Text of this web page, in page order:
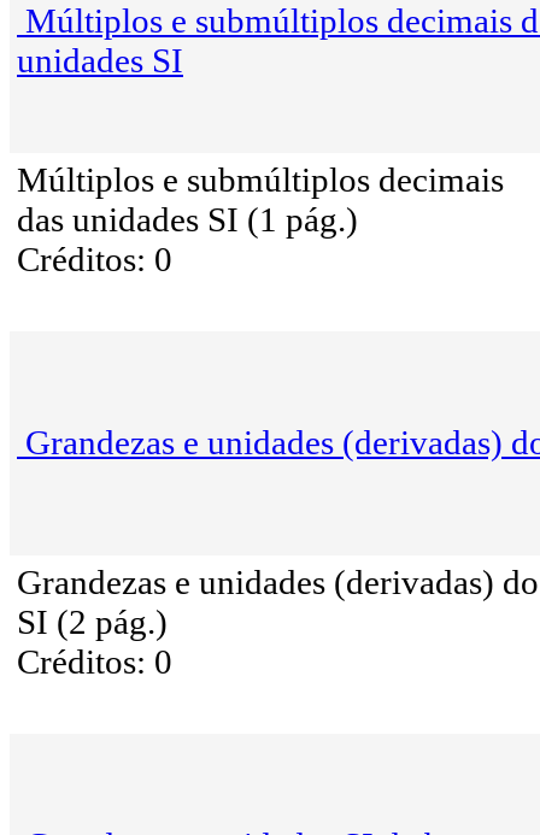
Múltiplos e submúltiplos decimais
unidades SI
Múltiplos e submúltiplos decimais
das unidades SI (1 pág.)
Créditos: 0
Grandezas e unidades (derivadas)
Grandezas e unidades (derivadas) do
SI (2 pág.)
Créditos: 0